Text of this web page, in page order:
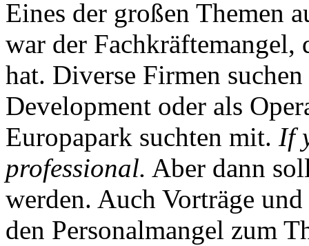
Eines der großen Themen
war der Fachkräftemangel,
hat. Diverse Firmen
Development oder als
Europapark suchten mit. If
professional. Aber dann
werden. Auch Vorträge
den Personalmangel zum